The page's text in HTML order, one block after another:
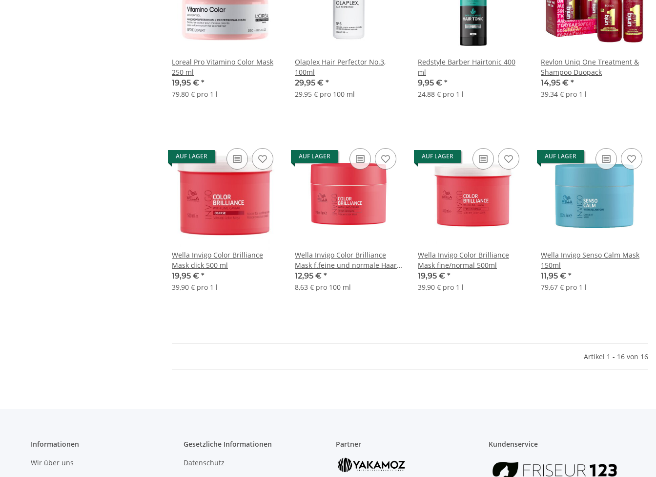
Loreal Pro Vitamino Color Mask
250 ml
19,95 € *
79,80 € pro 1 l
Olaplex Hair Perfector No.3,
100ml
29,95 € *
29,95 € pro 100 ml
Redstyle Barber Hairtonic 400
ml
9,95 € *
24,88 € pro 1 l
Revlon Uniq One Treatment &
Shampoo Duopack
14,95 € *
39,34 € pro 1 l
AUF LAGER
Wella Invigo Color Brilliance
Mask dick 500 ml
19,95 € *
39,90 € pro 1 l
AUF LAGER
Wella Invigo Color Brilliance
Mask f.feine und normale Haare
150ml
12,95 € *
8,63 € pro 100 ml
AUF LAGER
Wella Invigo Color Brilliance
Mask fine/normal 500ml
19,95 € *
39,90 € pro 1 l
AUF LAGER
Wella Invigo Senso Calm Mask
150ml
11,95 € *
79,67 € pro 1 l
Artikel 1 - 16 von 16
Informationen
Wir über uns
Gesetzliche Informationen
Datenschutz
Partner Kundenservice